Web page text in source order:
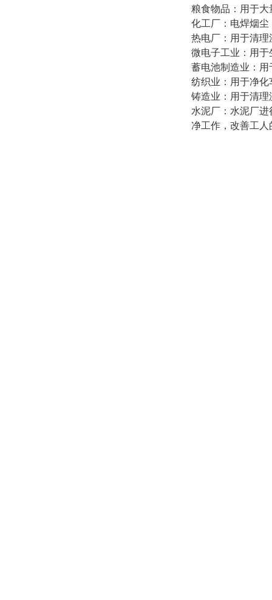
粮食物品：用于
化工厂：电焊烟
热电厂：用于清
微电子工业：用
蓄电池制造业：
纺织业：用于净
铸造业：用于清
水泥厂：水泥厂
净工作，改善工人